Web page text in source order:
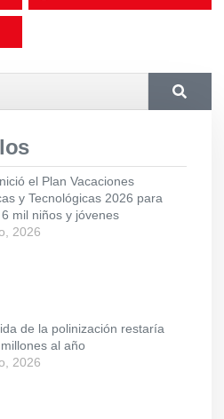
el Plan Vacaciones
y Tecnológicas 2026 para
mil niños y jóvenes
2026
de la polinización restaría
al año
2026